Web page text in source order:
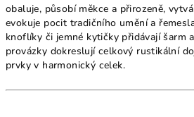
obaluje, působí měkce a přirozeně,
evokuje pocit tradičního umění a
knoflíky či jemné kytičky přidávají šarm
provázky dokreslují celkový rustikální
prvky v harmonický celek.